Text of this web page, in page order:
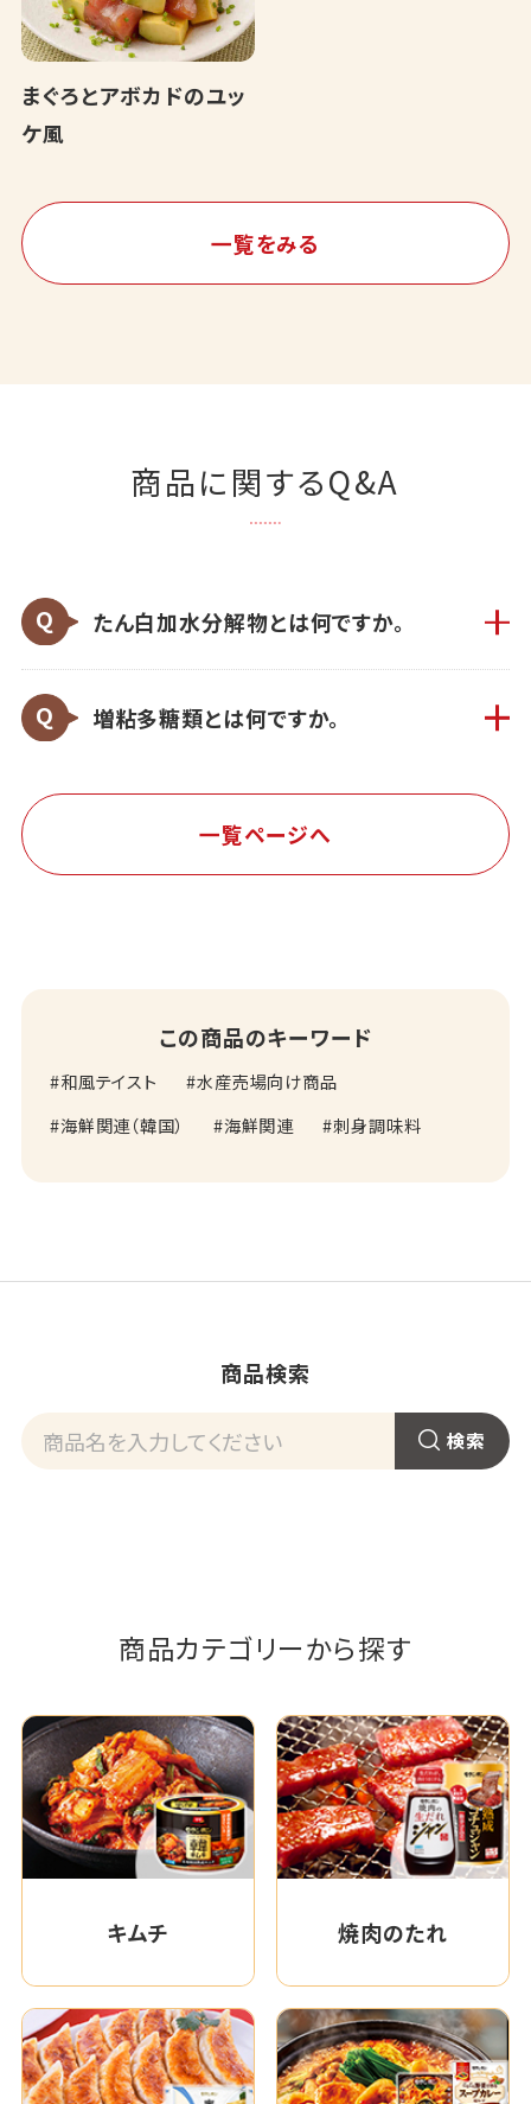
まぐろとアボカドのユッ
ケ風
一覧をみる
商品に関するQ&A
たん白加水分解物とは何ですか。
増粘多糖類とは何ですか。
一覧ページへ
この商品のキーワード
和風テイスト
水産売場向け商品
海鮮関連（韓国）
海鮮関連 刺身調味料
商品検索
商品カテゴリーから探す
キムチ 焼肉のたれ